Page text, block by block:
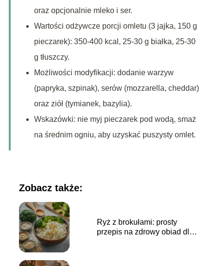
oraz opcjonalnie mleko i ser.
Wartości odżywcze porcji omletu (3 jajka, 150 g
pieczarek): 350-400 kcal, 25-30 g białka, 25-30
g tłuszczy.
Możliwości modyfikacji: dodanie warzyw
(papryka, szpinak), serów (mozzarella, cheddar)
oraz ziół (tymianek, bazylia).
Wskazówki: nie myj pieczarek pod wodą, smaż
na średnim ogniu, aby uzyskać puszysty omlet.
Zobacz także:
Ryż z brokułami: prosty
przepis na zdrowy obiad dla